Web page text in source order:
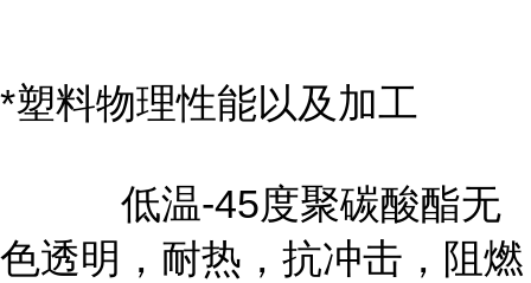
*塑料物理性能以及加工
低温-45度聚碳酸酯无
色透明，耐热，抗冲击，阻燃